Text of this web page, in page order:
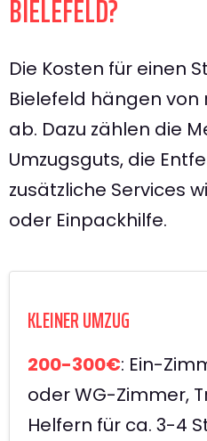
BIELEFELD?
Die Kosten für einen
Bielefeld hängen
ab. Dazu zählen die
Umzugsguts, die
zusätzliche Services
oder Einpackhilfe.
KLEINER UMZUG
200-300€: Ein-
oder WG-Zimmer,
Helfern für ca. 3-4